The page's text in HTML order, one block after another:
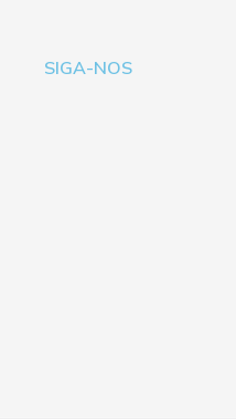
SIGA-NOS